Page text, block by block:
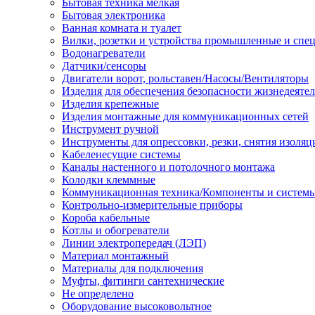
Бытовая техника мелкая
Бытовая электроника
Ванная комната и туалет
Вилки, розетки и устройства промышленные и
Водонагреватели
Датчики/сенсоры
Двигатели ворот, рольставен/Насосы/Вентиляторы
Изделия для обеспечения безопасности
Изделия крепежные
Изделия монтажные для коммуникационных сетей
Инструмент ручной
Инструменты для опрессовки, резки, снятия
Кабеленесущие системы
Каналы настенного и потолочного монтажа
Колодки клеммные
Коммуникационная техника/Компоненты и
Контрольно-измерительные приборы
Короба кабельные
Котлы и обогреватели
Линии электропередач (ЛЭП)
Материал монтажный
Материалы для подключения
Муфты, фитинги сантехнические
Не определено
Оборудование высоковольтное